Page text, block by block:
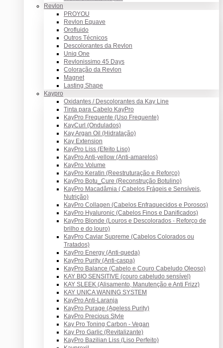
Revlon
PROYOU
Revlon Equave
Orofluido
Outros Técnicos
Descolorantes da Revlon
Uniq One
Revlonissimo 45 Days
Coloração da Revlon
Magnet
Lasting Shape
Kaypro
Oxidantes / Descolorantes da Kay Line
Tinta para Cabelo KayPro
KayPro Frequente (Uso Frequente)
KayCurl (Ondulados)
Kay Argan Oil (Hidratação)
Kay Extension
KayPro Liss (Efeito Liso)
KayPro Anti-yellow (Anti-amarelos)
KayPro Volume
KayPro Keratin (Reestruturação e Reforço)
KayPro Botu_Cure (Reconstrução Botulino)
KayPro Macadâmia ( Cabelos Frágeis e Sensíveis,
Nutrição)
KayPro Collagen (Cabelos Enfraquecidos e Porosos)
KayPro Hyaluronic (Cabelos Finos e Danificados)
KayPro Blonde (Louros e Descolorados - Reforço de
brilho e do louro)
KayPro Caviar Supreme (Cabelos Colorados ou
Tratados)
KayPro Energy (Anti-queda)
KayPro Purity (Anti-caspa)
KayPro Balance (Cabelo e Couro Cabeludo Oleoso)
KAY BIO SENSITIVE (couro cabeludo sensível)
KAY SLEEK (Alisamento, Manutenção e Anti Frizz)
KAY UNICA WANING SYSTEM
KayPro Anti-Laranja
KayPro Purage (Ageless Purity)
KayPro Precious Style
Kay Pro Toning Carbon - Vegan
Kay Pro Garlic (Revitalizante)
KayPro Bazilian Liss (Liso Perfeito)